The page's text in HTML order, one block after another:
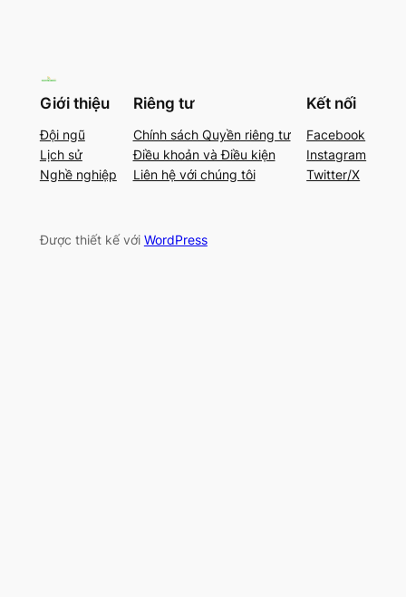
Giới thiệu
Đội ngũ
Lịch sử
Nghề nghiệp
Riêng tư
Chính sách Quyền riêng tư
Điều khoản và Điều kiện
Liên hệ với chúng tôi
Kết nối
Facebook
Instagram
Twitter/X
Được thiết kế với WordPress